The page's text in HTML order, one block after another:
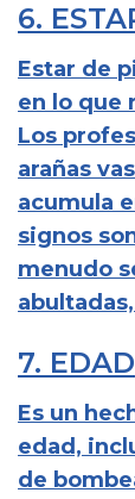
6.
Estar de
en lo que
Los
arañas
acumula
signos
menudo
7. EDAD
Es un
edad,
de